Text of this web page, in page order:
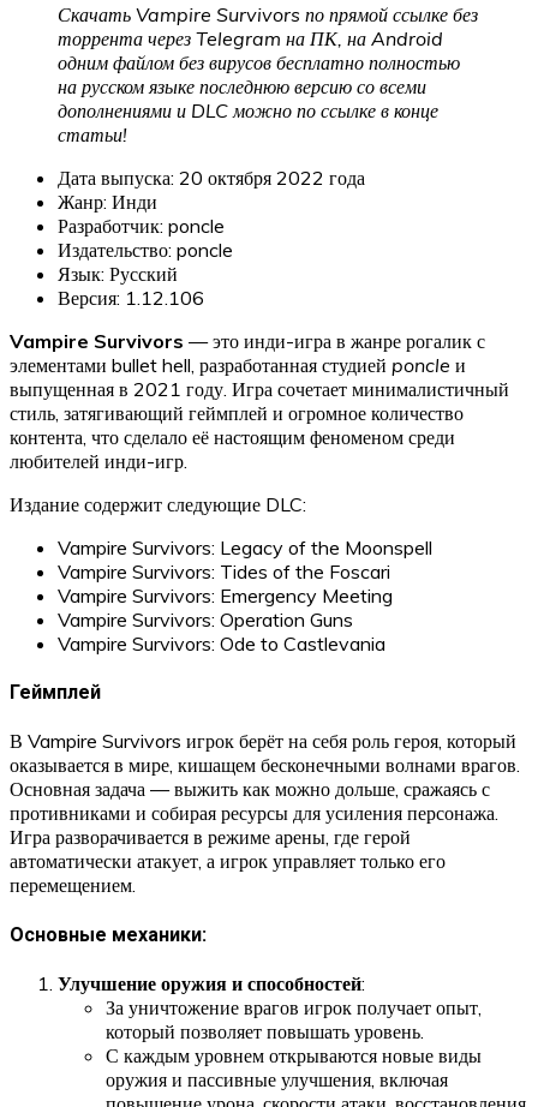
Скачать Vampire Survivors по прямой ссылке без
торрента через Telegram на ПК, на Android
одним файлом без вирусов бесплатно полностью
на русском языке последнюю версию со всеми
дополнениями и DLC можно по ссылке в конце
статьи!
Дата выпуска: 20 октября 2022 года
Жанр: Инди
Разработчик: poncle
Издательство: poncle
Язык: Русский
Версия: 1.12.106
Vampire Survivors — это инди-игра в жанре рогалик с
элементами bullet hell, разработанная студией poncle и
выпущенная в 2021 году. Игра сочетает минималистичный
стиль, затягивающий геймплей и огромное количество
контента, что сделало её настоящим феноменом среди
любителей инди-игр.
Издание содержит следующие DLC:
Vampire Survivors: Legacy of the Moonspell
Vampire Survivors: Tides of the Foscari
Vampire Survivors: Emergency Meeting
Vampire Survivors: Operation Guns
Vampire Survivors: Ode to Castlevania
Геймплей
В Vampire Survivors игрок берёт на себя роль героя, который
оказывается в мире, кишащем бесконечными волнами врагов.
Основная задача — выжить как можно дольше, сражаясь с
противниками и собирая ресурсы для усиления персонажа.
Игра разворачивается в режиме арены, где герой
автоматически атакует, а игрок управляет только его
перемещением.
Основные механики:
Улучшение оружия и способностей:
За уничтожение врагов игрок получает опыт,
который позволяет повышать уровень.
С каждым уровнем открываются новые виды
оружия и пассивные улучшения, включая